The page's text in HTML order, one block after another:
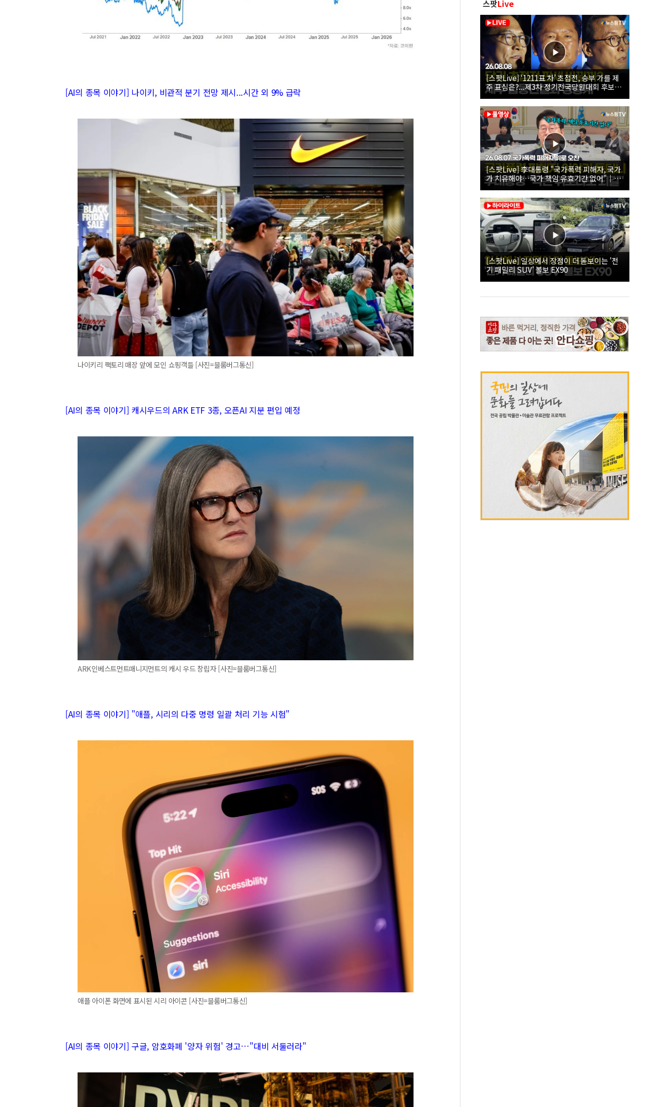
[AI의 종목 이야기] 나이키, 비관적 분기 전망 제시...시간 외 9% 급락
나이키리 팩토리 매장 앞에 모인 쇼핑객들 [사진=블룸버그통신]
[AI의 종목 이야기] 캐시우드의 ARK ETF 3종, 오픈AI 지분 편입 예정
ARK인베스트먼트매니지먼트의 캐시 우드 창립자 [사진=블룸버그통신]
[AI의 종목 이야기] "애플, 시리의 다중 명령 일괄 처리 기능 시험"
애플 아이폰 화면에 표시된 시리 아이콘 [사진=블룸버그통신]
[AI의 종목 이야기] 구글, 암호화폐 '양자 위험' 경고…"대비 서둘러라"
스팟Live
[스팟Live] ‘1211표 차’ 초접전, 승부 가를 제
주 표심은?...제3차 정기전국당원대회 후보자
제주 합동연설회 생중계 | 26.08.08
[스팟Live] 李대통령 "국가폭력 피해자, 국가
가 치유해야…국가 책임 유효기간 없어"｜
26.08.07 국가폭력 피해자 위로 오찬
[스팟Live] 일상에서 장점이 더 돋보이는 '전
기 패밀리 SUV' 볼보 EX90